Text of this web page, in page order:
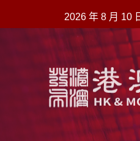
至
2026 年 8 月 10